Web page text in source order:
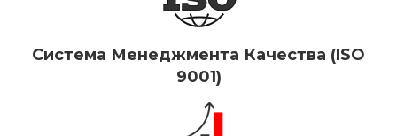
Система Менеджмента Качества (ISO
9001)